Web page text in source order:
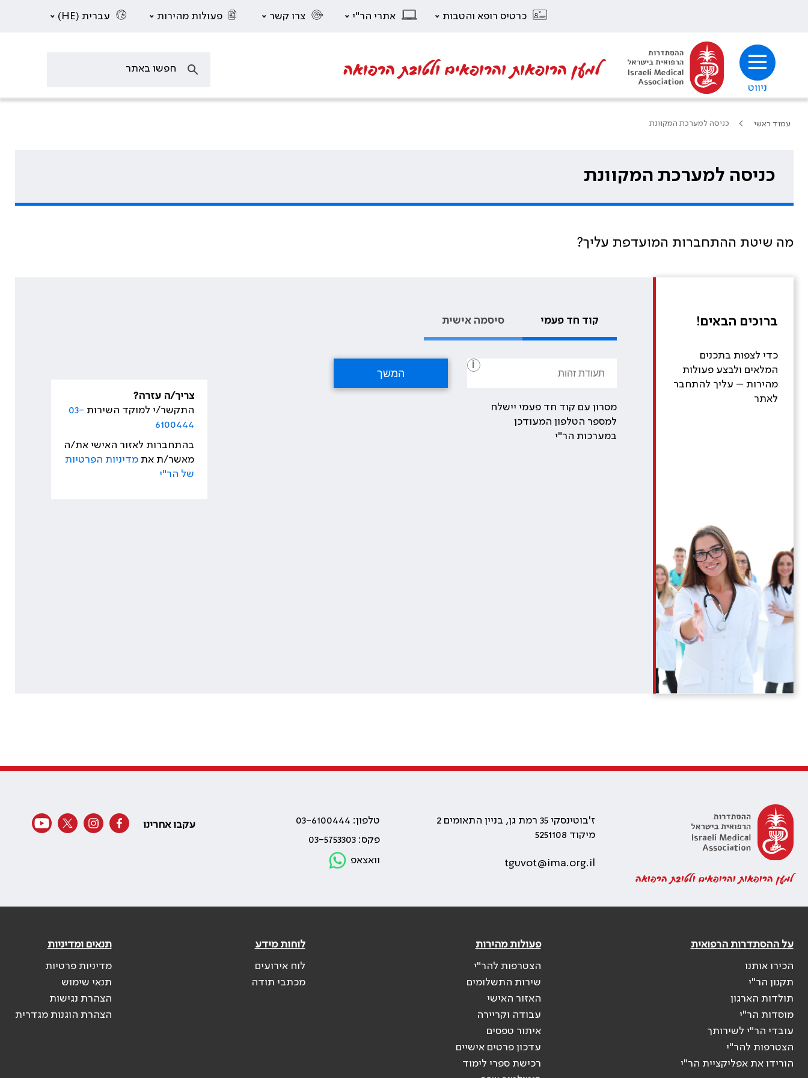
כרטיס רופא והטבות אתרי הר"י צרו קשר פעולות מהירות עברית (HE)
ניווט
למען הרופאות והרופאים ולטובת הרפואה
עמוד ראשי כניסה למערכת המקוונת
כניסה למערכת המקוונת
מה שיטת ההתחברות המועדפת עליך?
ברוכים הבאים!
כדי לצפות בתכנים
המלאים ולבצע פעולות
מהירות – עליך להתחבר
לאתר
קוד חד פעמי סיסמה אישית
i
מסרון עם קוד חד פעמי יישלח
למספר הטלפון המעודכן
במערכות הר"י
צריך/ה עזרה?
התקשר/י למוקד השירות 03-
6100444
בהתחברות לאזור האישי את/ה
מאשר/ת אתמדיניות הפרטיות
של הר"י
למען הרופאות והרופאים ולטובת הרפואה
ז'בוטינסקי 35 רמת גן, בניין התאומים 2
מיקוד 5251108
tguvot@ima.org.il
טלפון: 03-6100444
פקס: 03-5753303
וואצאפ
עקבו אחרינו
על ההסתדרות הרפואית
הכירו אותנו
תקנון הר"י
תולדות הארגון
מוסדות הר"י
עובדי הר"י לשירותך
הצטרפות להר"י
הורידו את אפליקציית הר"י
פעולות מהירות
הצטרפות להר"י
שירות התשלומים
האזור האישי
עבודה וקריירה
איתור טפסים
עדכון פרטים אישיים
רכישת ספרי לימוד
לוחות מידע
לוח אירועים
מכתבי תודה
תנאים ומדיניות
מדיניות פרטיות
תנאי שימוש
הצהרת נגישות
הצהרת הוגנות מגדרית